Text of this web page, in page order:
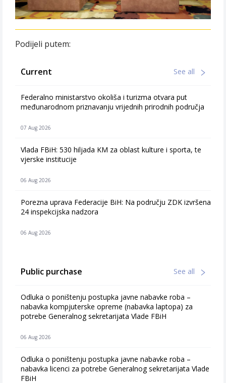
Podijeli putem:
Current See all
Federalno ministarstvo okoliša i turizma otvara put
međunarodnom priznavanju vrijednih prirodnih područja
07 Aug 2026
Vlada FBiH: 530 hiljada KM za oblast kulture i sporta, te
vjerske institucije
06 Aug 2026
Porezna uprava Federacije BiH: Na području ZDK izvršena
24 inspekcijska nadzora
06 Aug 2026
Public purchase See all
Odluka o poništenju postupka javne nabavke roba –
nabavka kompjuterske opreme (nabavka laptopa) za
potrebe Generalnog sekretarijata Vlade FBiH
06 Aug 2026
Odluka o poništenju postupka javne nabavke roba –
nabavka licenci za potrebe Generalnog sekretarijata Vlade
FBiH